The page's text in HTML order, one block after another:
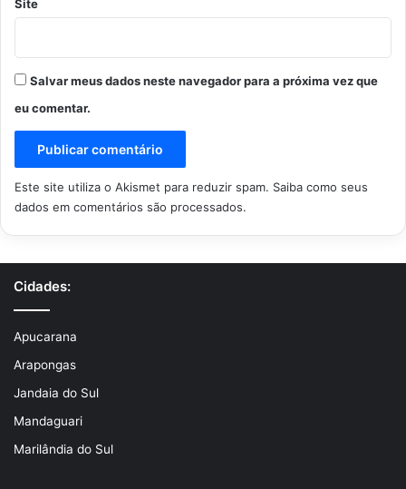
Site
Salvar meus dados neste navegador para a próxima vez que
eu comentar.
Este site utiliza o Akismet para reduzir spam. Saiba como seus
dados em comentários são processados.
Cidades:
Apucarana
Arapongas
Jandaia do Sul
Mandaguari
Marilândia do Sul